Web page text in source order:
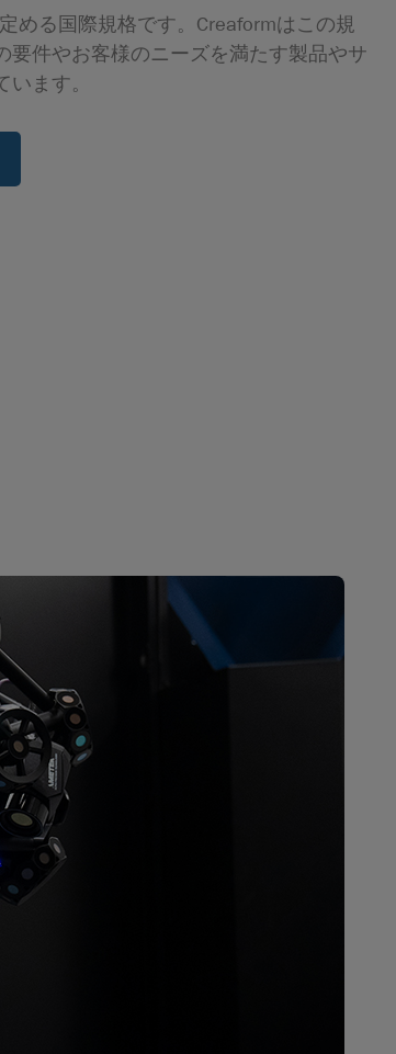
める国際規格です。Creaformはこの規
要件やお客様のニーズを満たす製品やサ
ます。